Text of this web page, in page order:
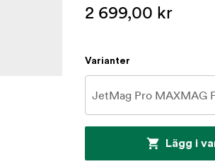
2 699,00 kr
Varianter
Lägg i